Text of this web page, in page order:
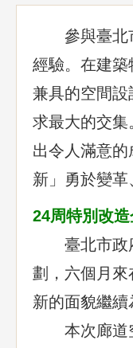
參與臺北市
經驗。在建
兼具的空間
求最大的交
出令人滿意
新」勇於變革
24周特別改造
臺北市政府
劃，六個月
新的面貌繼續
本次廊道空